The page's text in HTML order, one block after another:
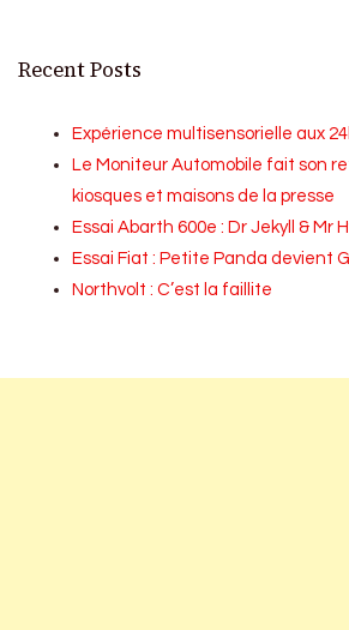
Recent Posts
Expérience multisensorielle aux
Le Moniteur Automobile fait son
kiosques et maisons de la presse
Essai Abarth 600e : Dr Jekyll & Mr
Essai Fiat : Petite Panda devient
Northvolt : C’est la faillite